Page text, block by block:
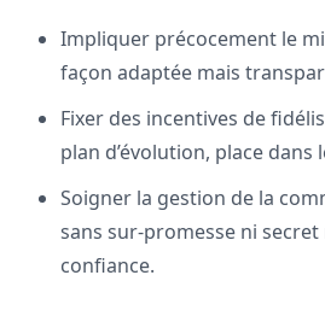
Impliquer précocement le
façon adaptée mais
Fixer des incentives de
plan d’évolution, place
Soigner la gestion de la
sans sur-promesse ni secret
confiance.